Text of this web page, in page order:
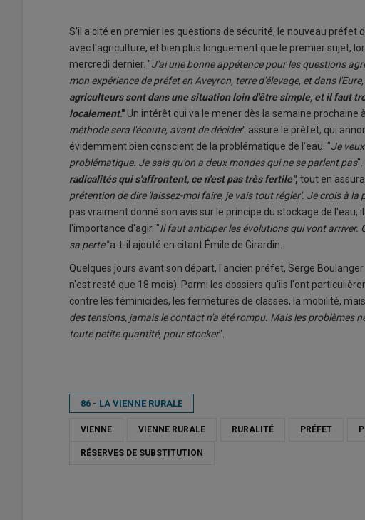
S'il a cité en premier les questions de sécurité, le nouveau préfet
avec l'agriculture, et bien plus longuement que le premier sujet,
mercredi dernier. "J'ai une bonne appétence pour les questions
mon expérience de préfet en Aveyron, terre d'élevage, et dans
agriculteurs sont dans une situation loin d'être simple, et il faut
localement." Un intérêt qui va le mener dès la semaine
méthode sera l'écoute, avant de décider" assure le préfet, qui
évidemment bien conscient de la problématique de l'eau. "Je
problématique. Je sais qu'on a deux mondes qui ne se parlent pas
radicalités qui s'affrontent, ce n'est pas très fertile", tout en
prétention de dire 'laissez-moi faire, je vais tout régler'. Je crois à
pas vraiment donné son avis sur le principe du stockage de l'eau,
l'importance d'agir. "Il faut anticiper les évolutions qui vont arriver.
sa perte"a-t-il ajouté en citant Émile de Girardin.
Quelques jours avant son départ, l'ancien préfet, Serge
n'est resté que 18 mois). Parmi les dossiers qu'ils l'ont
contre les féminicides, les fermetures de classes, la mobilité,
des tensions, jamais le contact n'a été rompu. Mais les problèmes
toute petite quantité, pour stocker".
86 - LA VIENNE RURALE
VIENNE VIENNE RURALE RURALITÉ PRÉFET
RÉSERVES DE SUBSTITUTION